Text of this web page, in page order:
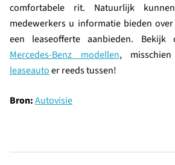
comfortabele rit. Natuurlijk
medewerkers u informatie bieden
een leaseofferte aanbieden. Bekijk
Mercedes-Benz modellen,
leaseautoer reeds tussen!
Bron:Autovisie